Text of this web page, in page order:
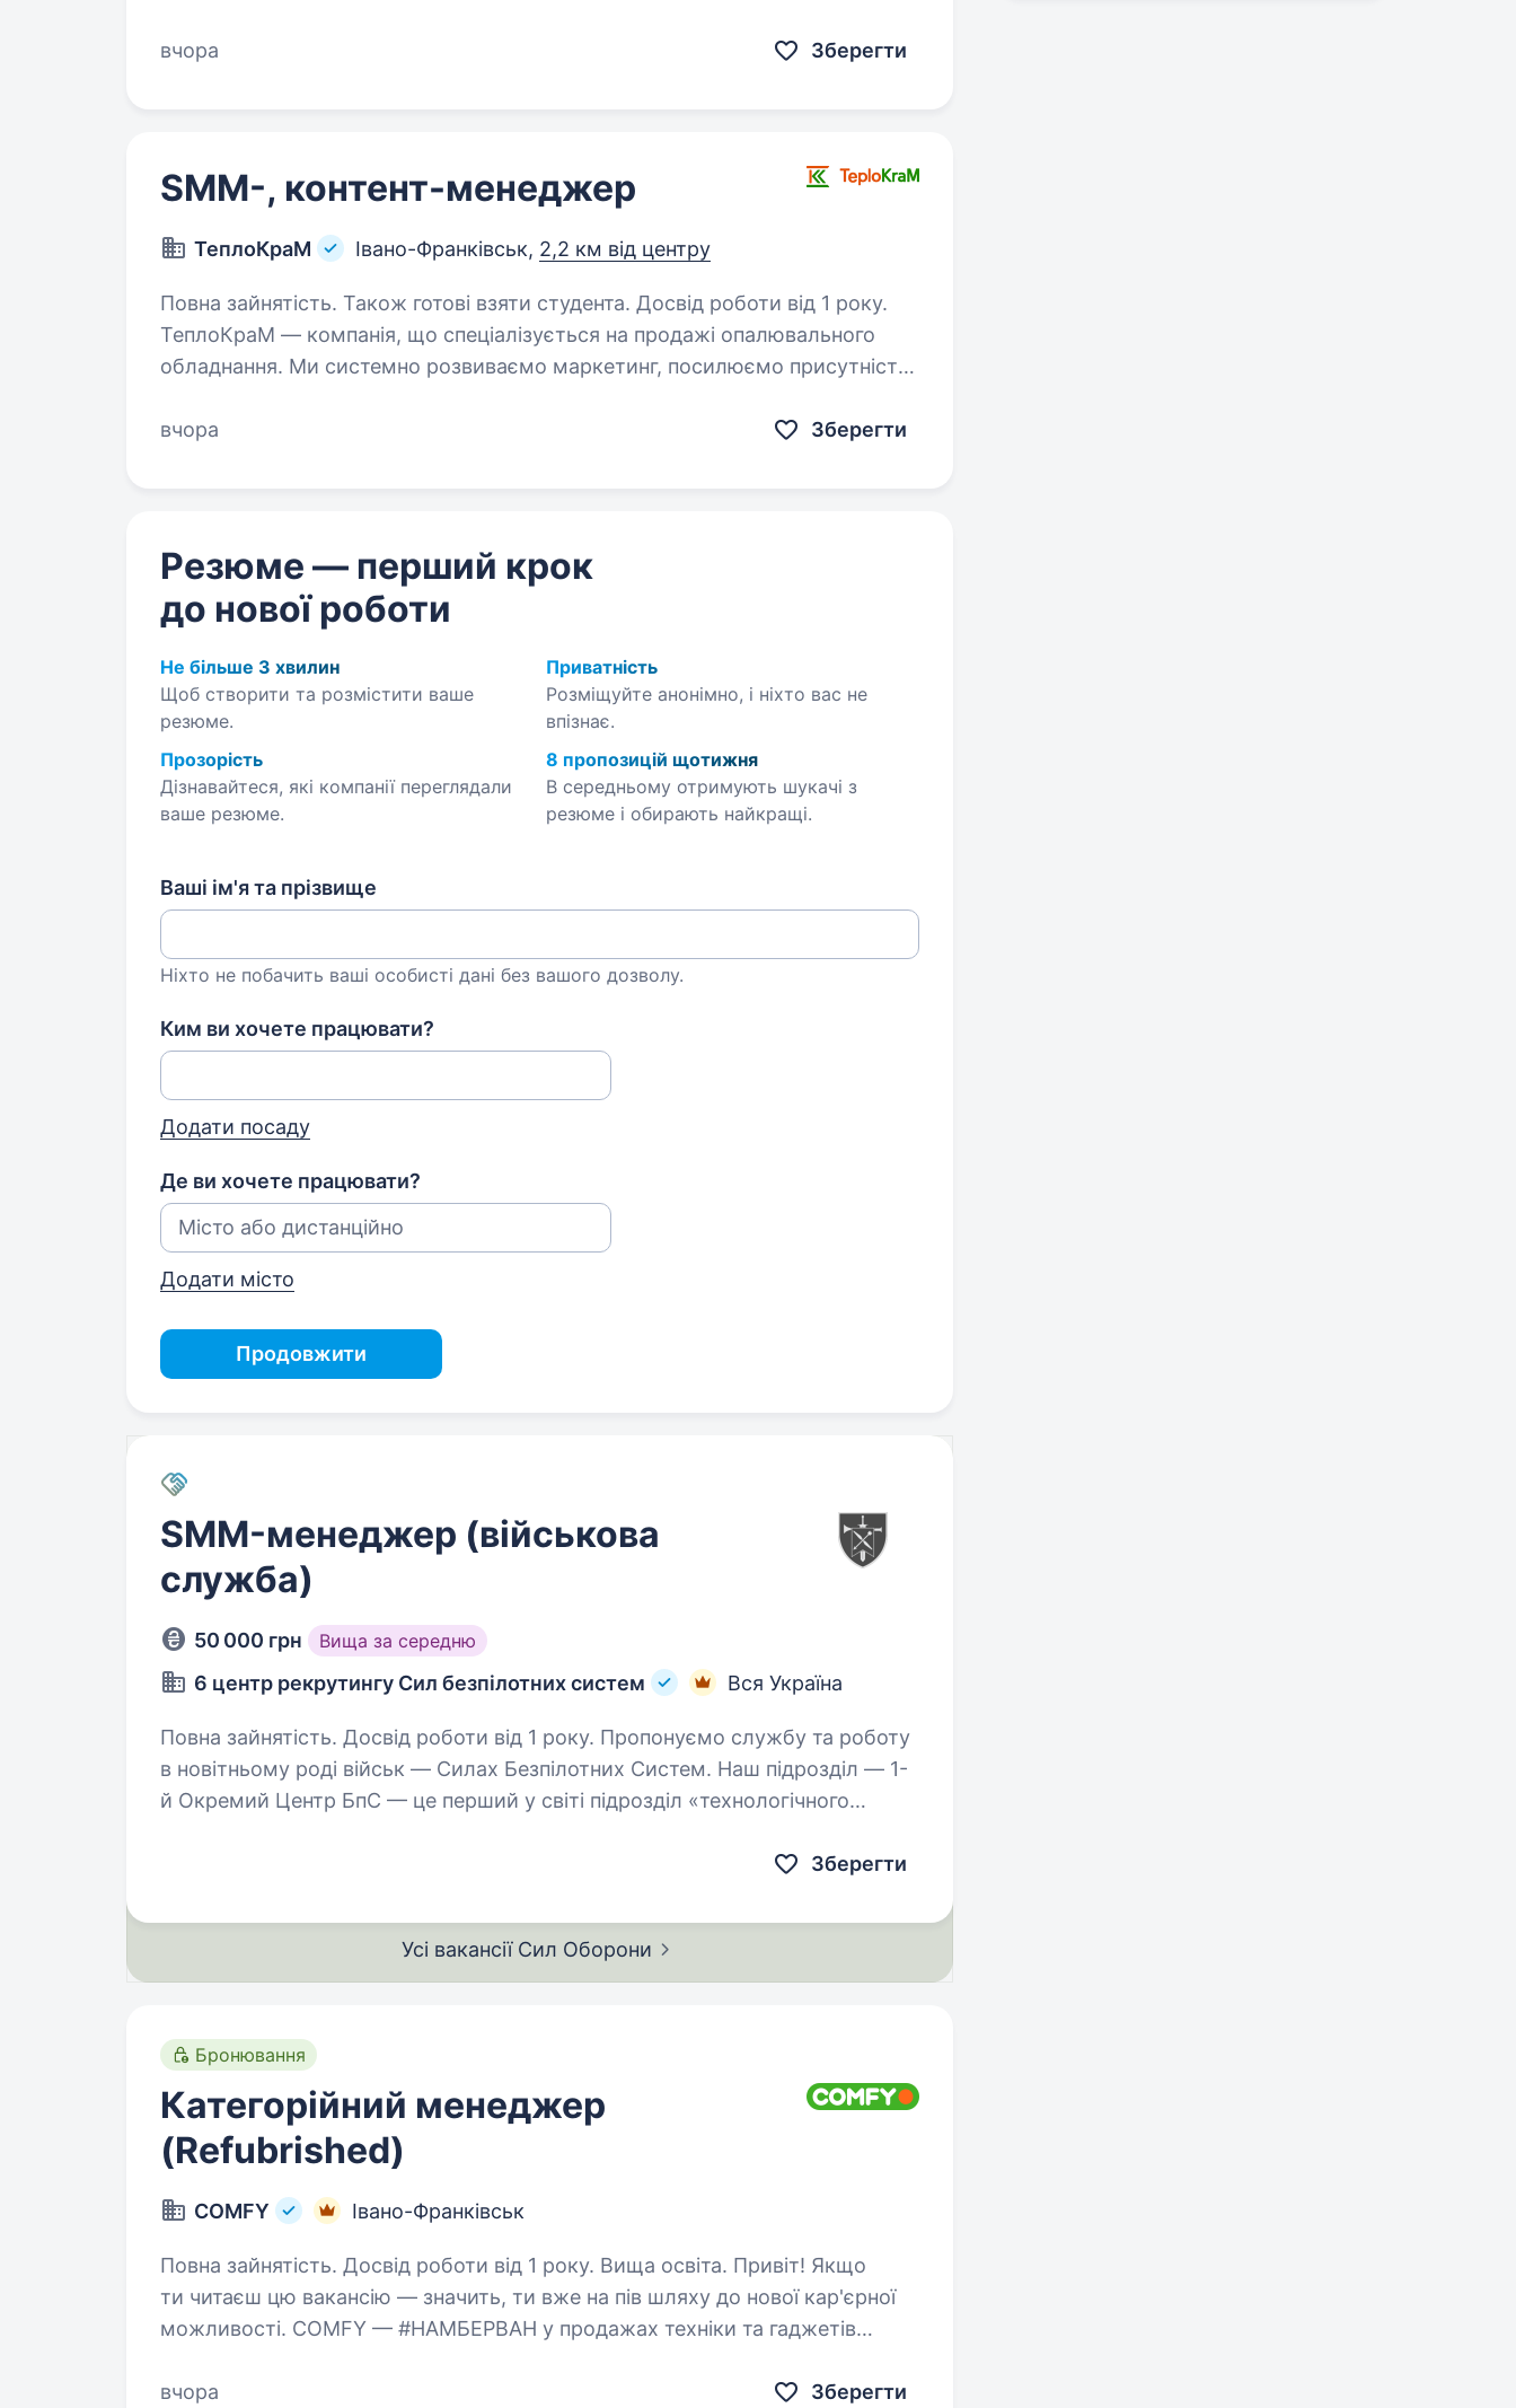
вчора
Зберегти
SMM-, контент-менеджер
ТеплоКраМ Івано-Франківськ, 2,2 км від центру
Повна зайнятість. Також готові взяти студента. Досвід роботи від 1 року.
ТеплоКраМ — компанія, що спеціалізується на продажі опалювального
обладнання. Ми системно розвиваємо маркетинг, посилюємо присутність
на впізнаваність,…
вчора Зберегти
Резюме — перший крок
до нової роботи
Не більше 3 хвилин
Щоб створити та розмістити ваше
резюме.
Приватність
Розміщуйте анонімно, і ніхто вас не
впізнає.
Прозорість
Дізнавайтеся, які компанії переглядали
ваше резюме.
8 пропозицій щотижня
В середньому отримують шукачі з
резюме і обирають найкращі.
Ваші ім'я та прізвище
Ніхто не побачить ваші особисті дані без вашого дозволу.
Ким ви хочете працювати?
Додати посаду
Де ви хочете працювати?
Додати місто
Продовжити
SMM-менеджер (військова
служба)
50 000 грн Вища за середню
6 центр рекрутингу Сил безпілотних систем Вся Україна
Повна зайнятість. Досвід роботи від 1 року. Пропонуємо службу та роботу
в новітньому роді військ — Силах Безпілотних Систем. Наш підрозділ — 1-
й Окремий Центр БпС — це перший у світі підрозділ «технологічного
Зберегти
Усі вакансії Сил Оборони
Бронювання
Категорійний менеджер
(Refubrished)
COMFY Івано-Франківськ
Повна зайнятість. Досвід роботи від 1 року. Вища освіта. Привіт! Якщо
ти читаєш цю вакансію — значить, ти вже на пів шляху до нової кар'єрної
можливості. COMFY — #НАМБЕРВАН у продажах техніки та гаджетів
вчора
Зберегти